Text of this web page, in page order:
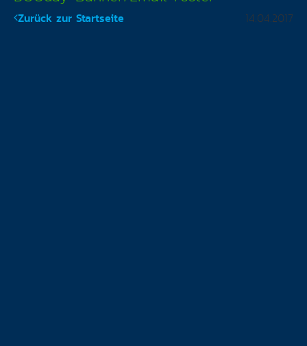
Zurück zur Startseite 14.04.2017